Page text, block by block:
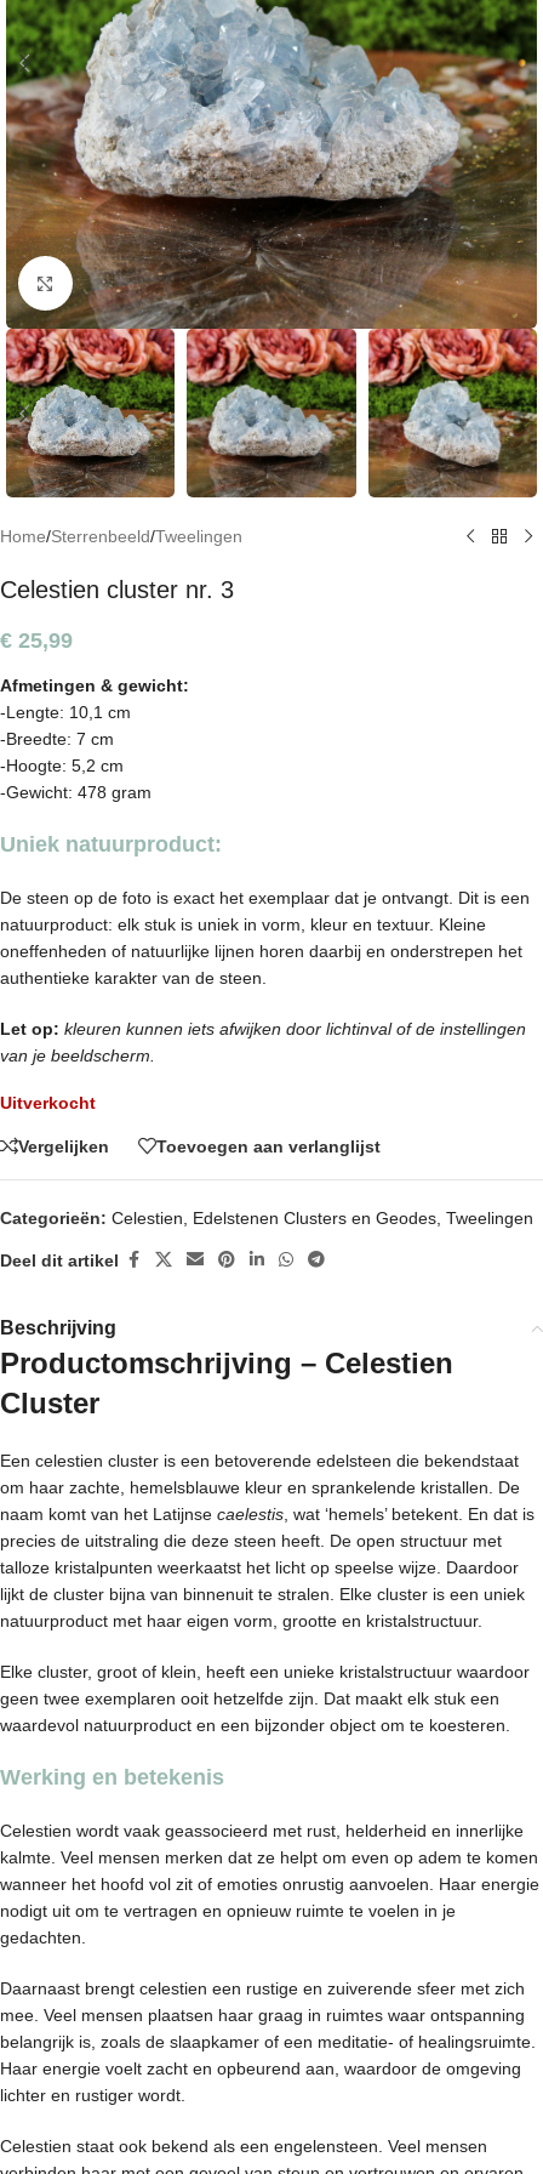
Klik om te vergroten
Home/Sterrenbeeld/Tweelingen
Celestien cluster nr. 3
€ 25,99
Afmetingen & gewicht:
-Lengte: 10,1 cm
-Breedte: 7 cm
-Hoogte: 5,2 cm
-Gewicht: 478 gram
Uniek natuurproduct:
De steen op de foto is exact het exemplaar dat je ontvangt. Dit is een
natuurproduct: elk stuk is uniek in vorm, kleur en textuur. Kleine
oneffenheden of natuurlijke lijnen horen daarbij en onderstrepen het
authentieke karakter van de steen.
Let op: kleuren kunnen iets afwijken door lichtinval of de instellingen
van je beeldscherm.
Uitverkocht
Vergelijken Toevoegen aan verlanglijst
Categorieën: Celestien, Edelstenen Clusters en Geodes, Tweelingen
Deel dit artikel
Beschrijving
Productomschrijving – Celestien
Cluster
Een celestien cluster is een betoverende edelsteen die bekendstaat
om haar zachte, hemelsblauwe kleur en sprankelende kristallen. De
naam komt van het Latijnse caelestis, wat ‘hemels’ betekent. En dat is
precies de uitstraling die deze steen heeft. De open structuur met
talloze kristalpunten weerkaatst het licht op speelse wijze. Daardoor
lijkt de cluster bijna van binnenuit te stralen. Elke cluster is een uniek
natuurproduct met haar eigen vorm, grootte en kristalstructuur.
Elke cluster, groot of klein, heeft een unieke kristalstructuur waardoor
geen twee exemplaren ooit hetzelfde zijn. Dat maakt elk stuk een
waardevol natuurproduct en een bijzonder object om te koesteren.
Werking en betekenis
Celestien wordt vaak geassocieerd met rust, helderheid en innerlijke
kalmte. Veel mensen merken dat ze helpt om even op adem te komen
wanneer het hoofd vol zit of emoties onrustig aanvoelen. Haar energie
nodigt uit om te vertragen en opnieuw ruimte te voelen in je
gedachten.
Daarnaast brengt celestien een rustige en zuiverende sfeer met zich
mee. Veel mensen plaatsen haar graag in ruimtes waar ontspanning
belangrijk is, zoals de slaapkamer of een meditatie- of healingsruimte.
Haar energie voelt zacht en opbeurend aan, waardoor de omgeving
lichter en rustiger wordt.
Celestien staat ook bekend als een engelensteen. Veel mensen